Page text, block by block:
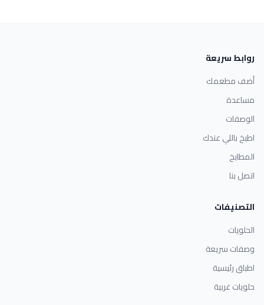
روابط سريعة
أضف مطعمك
مساعدة
الوصفات
اطبخ باللي عندك
المطابخ
اتصل بنا
التصنيفات
الحلويات
وصفات سريعة
اطباق رئيسية
حلويات غربية